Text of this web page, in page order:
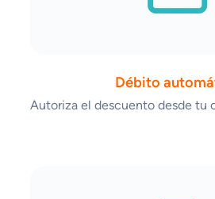
Débito
Autoriza el descuento desde tu